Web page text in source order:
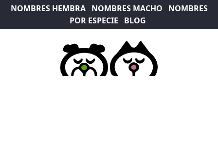
NOMBRES HEMBRA NOMBRES MACHO
NOMBRES
POR ESPECIE
BLOG